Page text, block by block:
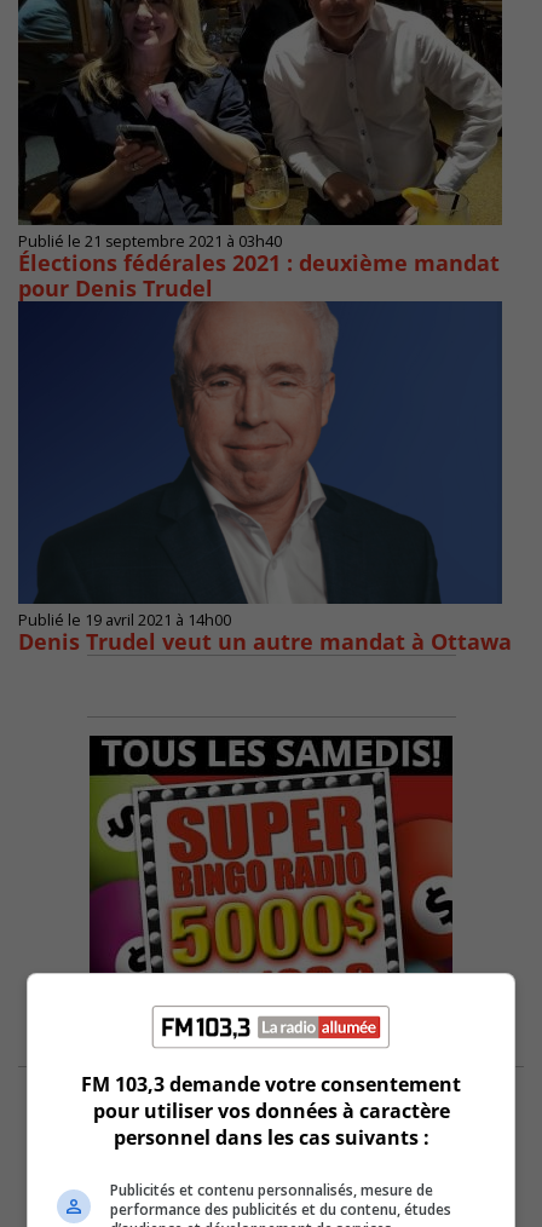
Publié le 21 septembre 2021 à 03h40
Élections fédérales 2021 : deuxième mandat
pour Denis Trudel
Publié le 19 avril 2021 à 14h00
Denis Trudel veut un autre mandat à Ottawa
FM 103,3 demande votre consentement
pour utiliser vos données à caractère
personnel dans les cas suivants :
Publicités et contenu personnalisés, mesure de
performance des publicités et du contenu, études